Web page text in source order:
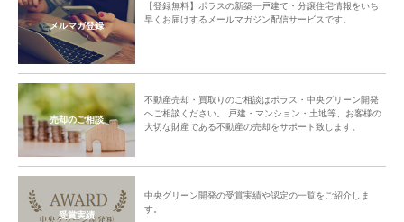
メルマガ登録
【登録無料】ポラスの新築一戸建て・分譲住宅情報をいち
早くお届けするメールマガジン配信サービスです。
売却のご相談
不動産売却・買取りのご相談はポラス・中央グリーン開発
へご相談ください。 戸建・マンション・土地等、お客様の
大切な財産である不動産の売却をサポート致します。
受賞実績
中央グリーン開発の受賞実績や認定の一覧をご紹介しま
す。